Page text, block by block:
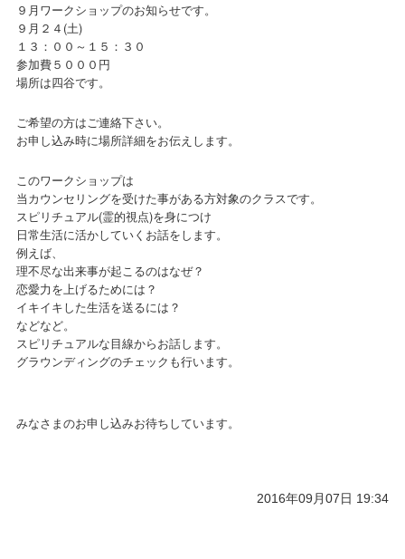
スケジュール/アクセス
ご予約/お問い合わせ
９月ワークショップのお知らせです。
９月２４(土)
１３：００～１５：３０
参加費５０００円
場所は四谷です。
ご希望の方はご連絡下さい。
お申し込み時に場所詳細をお伝えします。
このワークショップは
当カウンセリングを受けた事がある方対象のクラスです。
スピリチュアル(霊的視点)を身につけ
日常生活に活かしていくお話をします。
例えば、
理不尽な出来事が起こるのはなぜ？
恋愛力を上げるためには？
イキイキした生活を送るには？
などなど。
スピリチュアルな目線からお話します。
グラウンディングのチェックも行います。
みなさまのお申し込みお待ちしています。
2016年09月07日 19:34